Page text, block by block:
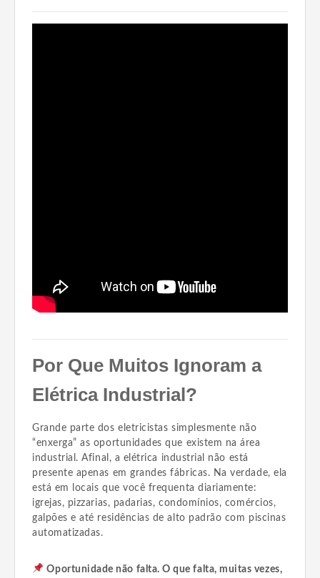
Por Que Muitos Ignoram a
Elétrica Industrial?
Grande parte dos eletricistas simplesmente não
“enxerga” as oportunidades que existem na área
industrial. Afinal, a elétrica industrial não está
presente apenas em grandes fábricas. Na verdade, ela
está em locais que você frequenta diariamente:
igrejas, pizzarias, padarias, condomínios, comércios,
galpões e até residências de alto padrão com piscinas
automatizadas.
Oportunidade não falta. O que falta, muitas vezes,